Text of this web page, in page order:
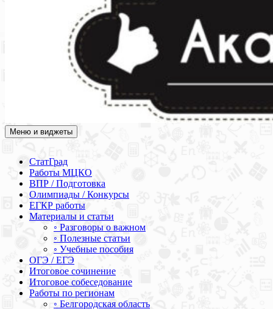
Академия СОВА
Подготовка к ЕГЭ, ОГЭ, ВПР, МЦКО, СтатГрад, КДР, ВОШ,
Меню и виджеты
СтатГрад
Работы МЦКО
ВПР / Подготовка
Олимпиады / Конкурсы
ЕГКР работы
Материалы и статьи
◦ Разговоры о важном
◦ Полезные статьи
◦ Учебные пособия
ОГЭ / ЕГЭ
Итоговое сочинение
Итоговое собеседование
Работы по регионам
◦ Белгородская область